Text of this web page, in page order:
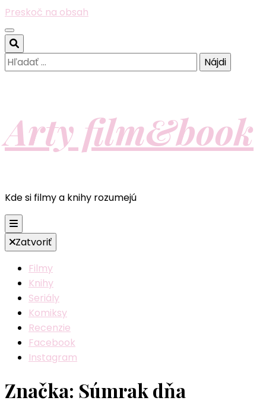
Preskoč na obsah
Hľadať:
Arty film&book
Kde si filmy a knihy rozumejú
Zatvoriť
Filmy
Knihy
Seriály
Komiksy
Recenzie
Facebook
Instagram
Značka: Súmrak dňa